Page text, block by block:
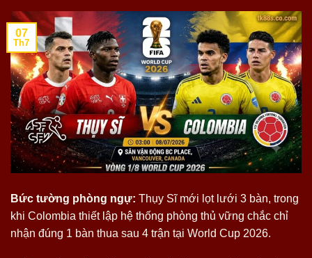
07
Th7
Bức tường phòng ngự: Thụy Sĩ mới lọt lưới 3 bàn, trong
khi Colombia thiết lập hệ thống phòng thủ vững chắc chỉ
nhận đúng 1 bàn thua sau 4 trận tại World Cup 2026.